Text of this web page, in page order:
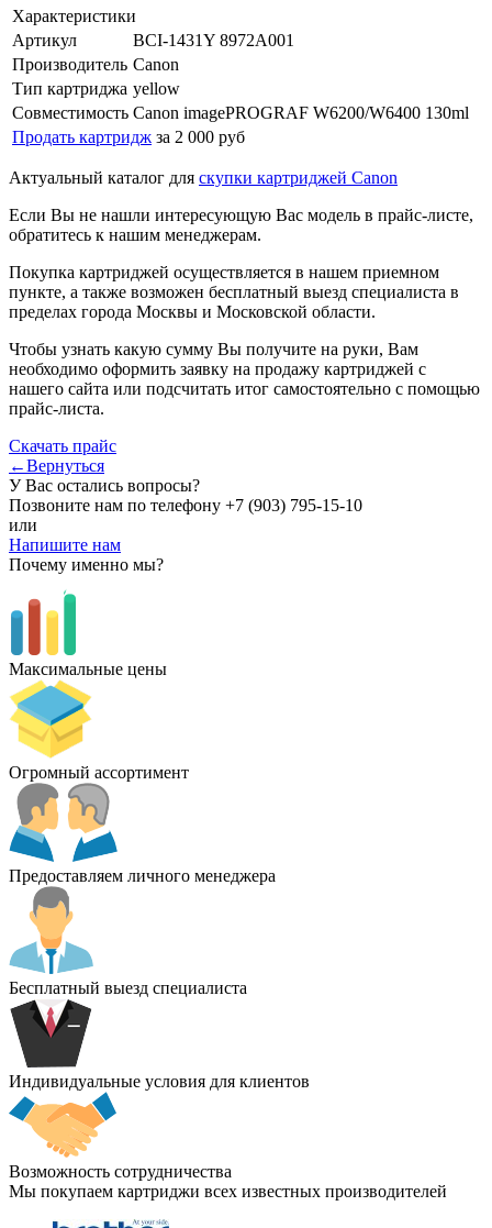
Характеристики
Артикул
BCI-1431Y 8972A001
Производитель Canon
Тип картриджа yellow
Совместимость Canon imagePROGRAF W6200/W6400 130ml
Продать картридж за 2 000 руб
Актуальный каталог для скупки картриджей Canon
Если Вы не нашли интересующую Вас модель в прайс-листе,
обратитесь к нашим менеджерам.
Покупка картриджей осуществляется в нашем приемном
пункте, а также возможен бесплатный выезд специалиста в
пределах города Москвы и Московской области.
Чтобы узнать какую сумму Вы получите на руки, Вам
необходимо оформить заявку на продажу картриджей с
нашего сайта или подсчитать итог самостоятельно с помощью
прайс-листа.
Скачать прайс
←Вернуться
У Вас остались вопросы?
Позвоните нам по телефону +7 (903) 795-15-10
или
Напишите нам
Почему именно мы?
Максимальные цены
Огромный ассортимент
Предоставляем личного менеджера
Бесплатный выезд специалиста
Индивидуальные условия для клиентов
Возможность сотрудничества
Мы покупаем картриджи всех известных производителей